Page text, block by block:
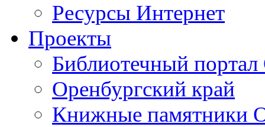
Ресурсы Интернет
Проекты
Библиотечный портал
Оренбургский край
Книжные памятники